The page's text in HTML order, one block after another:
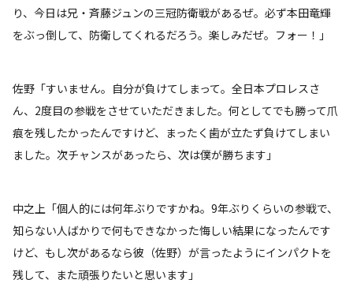
り、今日は兄・斉藤ジュンの三冠防衛戦があるぜ。必ず本田竜輝
をぶっ倒して、防衛してくれるだろう。楽しみだぜ。フォー！」
佐野「すいません。自分が負けてしまって。全日本プロレスさ
ん、2度目の参戦をさせていただきました。何としてでも勝って爪
痕を残したかったんですけど、まったく歯が立たず負けてしまい
ました。次チャンスがあったら、次は僕が勝ちます」
中之上「個人的には何年ぶりですかね。9年ぶりくらいの参戦で、
知らない人ばかりで何もできなかった悔しい結果になったんです
けど、もし次があるなら彼（佐野）が言ったようにインパクトを
残して、また頑張りたいと思います」